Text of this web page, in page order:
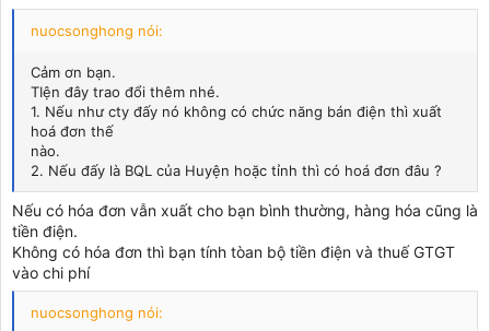
nuocsonghong nói:
Cảm ơn bạn.
TIện đây trao đổi thêm nhé.
1. Nếu như cty đấy nó không có chức năng bán điện thì xuất
hoá đơn thế
nào.
2. Nếu đấy là BQL của Huyện hoặc tỉnh thì có hoá đơn đâu ?
Nếu có hóa đơn vẫn xuất cho bạn bình thường, hàng hóa cũng là
tiền điện.
Không có hóa đơn thì bạn tính tòan bộ tiền điện và thuế GTGT
vào chi phí
nuocsonghong nói: